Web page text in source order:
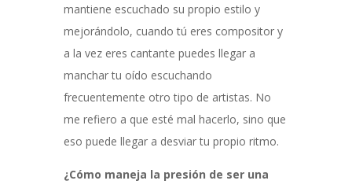
mantiene escuchado su propio estilo y
mejorándolo, cuando tú eres compositor y
a la vez eres cantante puedes llegar a
manchar tu oído escuchando
frecuentemente otro tipo de artistas. No
me refiero a que esté mal hacerlo, sino que
eso puede llegar a desviar tu propio ritmo.
¿Cómo maneja la presión de ser una